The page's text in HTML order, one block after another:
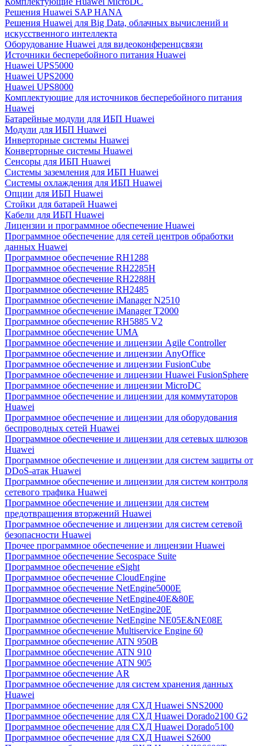
Решения Huawei SAP HANA
Решения Huawei для Big Data, облачных вычислений и
искусственного интеллекта
Оборудование Huawei для видеоконференцсвязи
Источники бесперебойного питания Huawei
Huawei UPS5000
Huawei UPS2000
Huawei UPS8000
Комплектующие для источников бесперебойного питания
Huawei
Батарейные модули для ИБП Huawei
Модули для ИБП Huawei
Инверторные системы Huawei
Конверторные системы Huawei
Сенсоры для ИБП Huawei
Системы заземления для ИБП Huawei
Системы охлаждения для ИБП Huawei
Опции для ИБП Huawei
Стойки для батарей Huawei
Кабели для ИБП Huawei
Лицензии и программное обеспечение Huawei
Программное обеспечение для сетей центров обработки
данных Huawei
Программное обеспечение RH1288
Программное обеспечение RH2285H
Программное обеспечение RH2288H
Программное обеспечение RH2485
Программное обеспечение iManager N2510
Программное обеспечение iManager T2000
Программное обеспечение RH5885 V2
Программное обеспечение UMA
Программное обеспечение и лицензии Agile Controller
Программное обеспечение и лицензии AnyOffice
Программное обеспечение и лицензии FusionCube
Программное обеспечение и лицензии Huawei FusionSphere
Программное обеспечение и лицензии MicroDC
Программное обеспечение и лицензии для коммутаторов
Huawei
Программное обеспечение и лицензии для оборудования
беспроводных сетей Huawei
Программное обеспечение и лицензии для сетевых шлюзов
Huawei
Программное обеспечение и лицензии для систем защиты от
DDoS-атак Huawei
Программное обеспечение и лицензии для систем контроля
сетевого трафика Huawei
Программное обеспечение и лицензии для систем
предотвращения вторжений Huawei
Программное обеспечение и лицензии для систем сетевой
безопасности Huawei
Прочее программное обеспечение и лицензии Huawei
Программное обеспечение Secospace Suite
Программное обеспечение eSight
Программное обеспечение CloudEngine
Программное обеспечение NetEngine5000E
Программное обеспечение NetEngine40E&80E
Программное обеспечение NetEngine20E
Программное обеспечение NetEngine NE05E&NE08E
Программное обеспечение Multiservice Engine 60
Программное обеспечение ATN 950B
Программное обеспечение ATN 910
Программное обеспечение ATN 905
Программное обеспечение AR
Программное обеспечение для систем хранения данных
Huawei
Программное обеспечение для СХД Huawei SNS2000
Программное обеспечение для СХД Huawei Dorado2100 G2
Программное обеспечение для СХД Huawei Dorado5100
Программное обеспечение для СХД Huawei S2600